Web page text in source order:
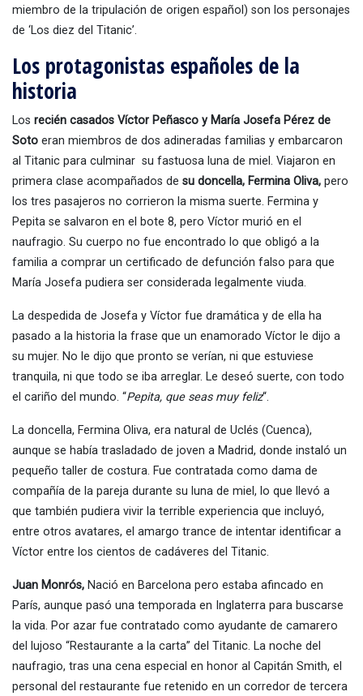
miembro de la tripulación de origen español) son los personajes
de ‘Los diez del Titanic’.
Los protagonistas españoles de la
historia
Los recién casados Víctor Peñasco y María Josefa Pérez de
Soto eran miembros de dos adineradas familias y embarcaron
al Titanic para culminar su fastuosa luna de miel. Viajaron en
primera clase acompañados de su doncella, Fermina Oliva, pero
los tres pasajeros no corrieron la misma suerte. Fermina y
Pepita se salvaron en el bote 8, pero Víctor murió en el
naufragio. Su cuerpo no fue encontrado lo que obligó a la
familia a comprar un certificado de defunción falso para que
María Josefa pudiera ser considerada legalmente viuda.
La despedida de Josefa y Víctor fue dramática y de ella ha
pasado a la historia la frase que un enamorado Víctor le dijo a
su mujer. No le dijo que pronto se verían, ni que estuviese
tranquila, ni que todo se iba arreglar. Le deseó suerte, con todo
el cariño del mundo. “Pepita, que seas muy feliz“.
La doncella, Fermina Oliva, era natural de Uclés (Cuenca),
aunque se había trasladado de joven a Madrid, donde instaló un
pequeño taller de costura. Fue contratada como dama de
compañía de la pareja durante su luna de miel, lo que llevó a
que también pudiera vivir la terrible experiencia que incluyó,
entre otros avatares, el amargo trance de intentar identificar a
Víctor entre los cientos de cadáveres del Titanic.
Juan Monrós, Nació en Barcelona pero estaba afincado en
París, aunque pasó una temporada en Inglaterra para buscarse
la vida. Por azar fue contratado como ayudante de camarero
del lujoso “Restaurante a la carta” del Titanic. La noche del
naufragio, tras una cena especial en honor al Capitán Smith, el
personal del restaurante fue retenido en un corredor de tercera